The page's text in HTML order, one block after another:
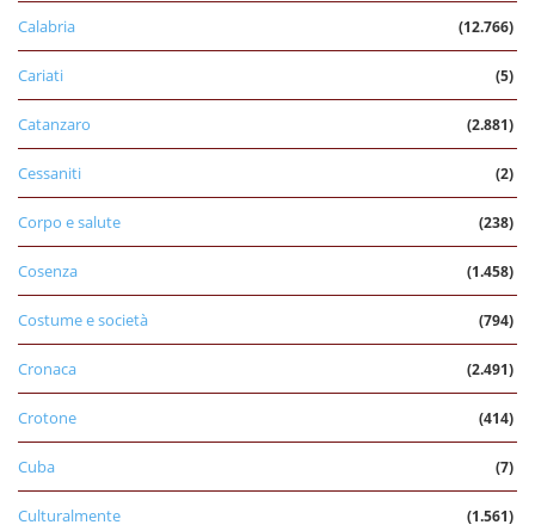
Calabria (12.766)
Cariati (5)
Catanzaro (2.881)
Cessaniti (2)
Corpo e salute (238)
Cosenza (1.458)
Costume e società (794)
Cronaca (2.491)
Crotone (414)
Cuba (7)
Culturalmente (1.561)